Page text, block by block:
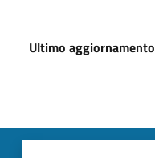
Ultimo aggiornamento